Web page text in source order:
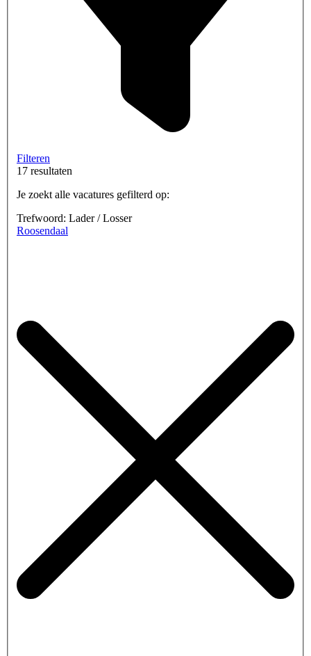
Filteren
17 resultaten
Je zoekt alle vacatures gefilterd op:
Trefwoord: Lader / Losser
Roosendaal